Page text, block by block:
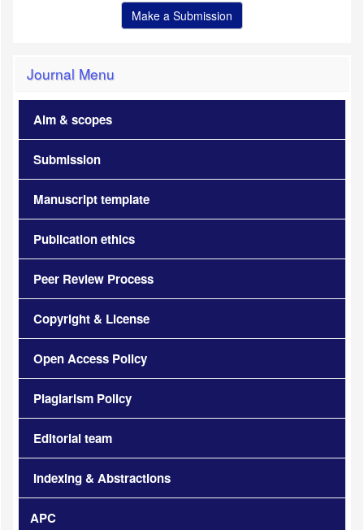
Make a Submission
Journal Menu
Aim & scopes
Submission
Manuscript template
Publication ethics
Peer Review Process
Copyright & License
Open Access Policy
Plagiarism Policy
Editorial team
Indexing & Abstractions
APC